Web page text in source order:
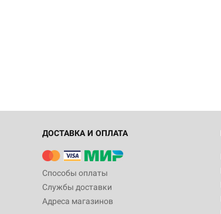
ДОСТАВКА И ОПЛАТА
Способы оплаты
Службы доставки
Адреса магазинов